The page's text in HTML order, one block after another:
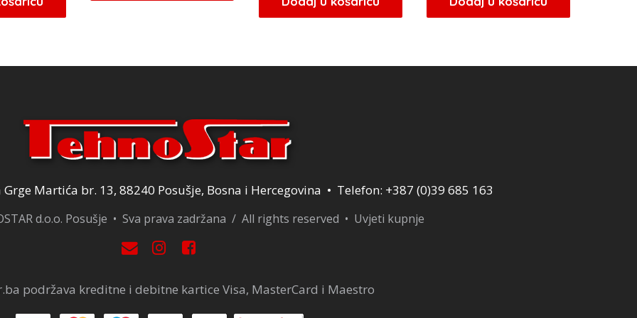
23,80 KM.
je:
24,65 KM.
je:
18,70 KM.
Grge Martića br. 13, 88240 Posušje, Bosna i Hercegovina • Telefon: +387 (0)39 685 163
d.o.o. Posušje • Sva prava zadržana / All rights reserved • Uvjeti kupnje
podržava kreditne i debitne kartice Visa, MasterCard i Maestro